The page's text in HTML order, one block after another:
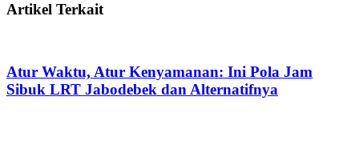
Artikel Terkait
Atur Waktu, Atur Kenyamanan: Ini Pola Jam
Sibuk LRT Jabodebek dan Alternatifnya